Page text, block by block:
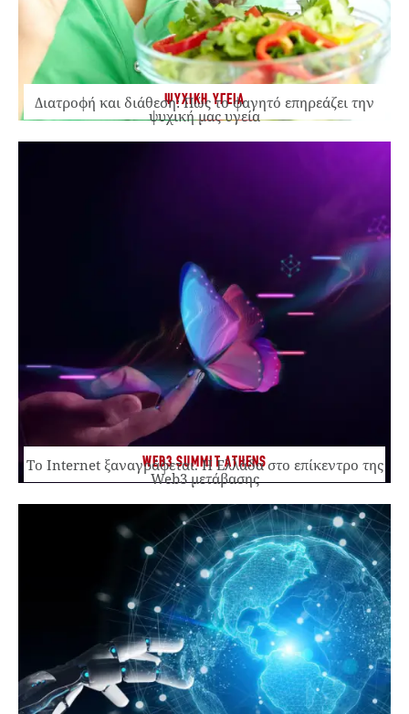
ΨΥΧΙΚΗ ΥΓΕΙΑ
Διατροφή και διάθεση: Πώς το φαγητό επηρεάζει την
ψυχική μας υγεία
WEB3 SUMMIT ATHENS
Το Internet ξαναγράφεται. Η Ελλάδα στο επίκεντρο της
Web3 μετάβασης